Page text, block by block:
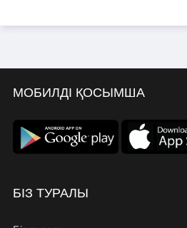
МОБИЛДІ ҚОСЫМША
БІЗ ТУРАЛЫ